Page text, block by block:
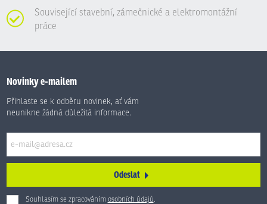
Související stavební, zámečnické a elektromontážní
práce
Novinky e-mailem
Přihlaste se k odběru novinek, ať vám
neunikne žádná důležitá informace.
Odeslat
Souhlasím se zpracováním osobních údajů.